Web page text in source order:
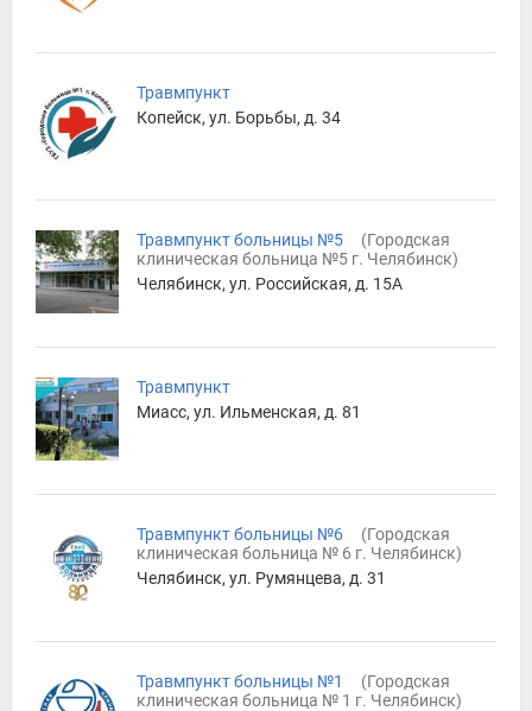
Травмпункт
Копейск, ул. Борьбы, д. 34
Травмпункт больницы №5 (Городская
клиническая больница №5 г. Челябинск)
Челябинск, ул. Российская, д. 15А
Травмпункт
Миасс, ул. Ильменская, д. 81
Травмпункт больницы №6 (Городская
клиническая больница № 6 г. Челябинск)
Челябинск, ул. Румянцева, д. 31
Травмпункт больницы №1 (Городская
клиническая больница № 1 г. Челябинск)